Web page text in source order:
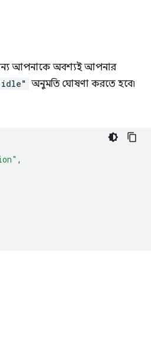
জন্য আপনাকে অবশ্যই আপনার
অনুমতি ঘোষণা করতে হবে৷
,